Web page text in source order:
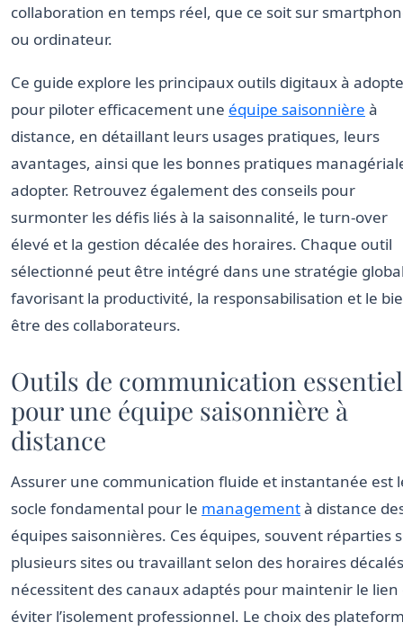
collaboration en temps réel, que ce soit sur
ou ordinateur.
Ce guide explore les principaux outils digitaux à
pour piloter efficacement une équipe saisonnière à
distance, en détaillant leurs usages pratiques, leurs
avantages, ainsi que les bonnes pratiques
adopter. Retrouvez également des conseils pour
surmonter les défis liés à la saisonnalité, le turn-over
élevé et la gestion décalée des horaires. Chaque outil
sélectionné peut être intégré dans une stratégie
favorisant la productivité, la responsabilisation et le
être des collaborateurs.
Outils de communication
pour une équipe saisonnière à
distance
Assurer une communication fluide et instantanée est
socle fondamental pour le managementà distance
équipes saisonnières. Ces équipes, souvent réparties
plusieurs sites ou travaillant selon des horaires
nécessitent des canaux adaptés pour maintenir le lien
éviter l’isolement professionnel. Le choix des